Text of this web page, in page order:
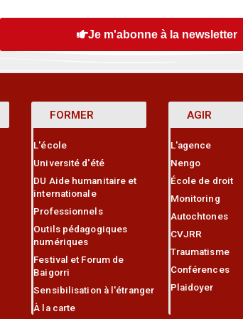
Je m'abonne à la newsletter
FORMER
L'école
Université d'été
DU Aide humanitaire et
internationale
Professionnels
Outils pédagogiques
numériques
Festival et Forum de
Baigorri
Sensibilisation à l'étranger
À la carte
AGIR
L'agence
Nengo
École de droit
Monitoring
Autochtones
CVJRR
Traumatisme
Conférences
Plaidoyer